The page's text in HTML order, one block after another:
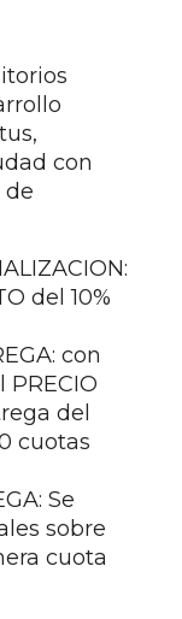
con
de
del 10%
con
PRECIO
del
cuotas
Se
sobre
cuota